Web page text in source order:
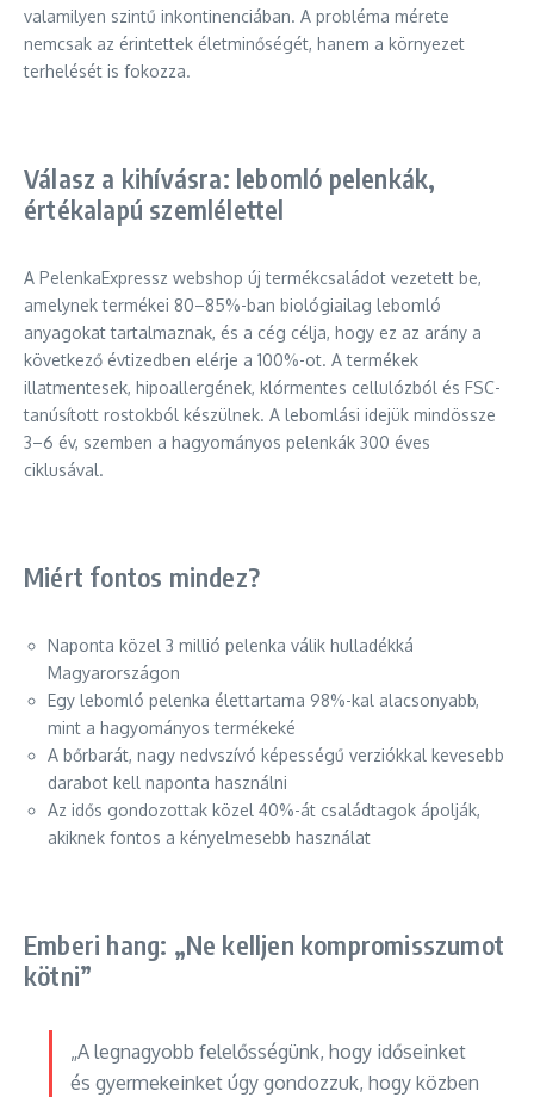
valamilyen szintű inkontinenciában. A probléma mérete
nemcsak az érintettek életminőségét, hanem a környezet
terhelését is fokozza.
Válasz a kihívásra: lebomló pelenkák,
értékalapú szemlélettel
A PelenkaExpressz webshop új termékcsaládot vezetett be,
amelynek termékei 80–85%-ban biológiailag lebomló
anyagokat tartalmaznak, és a cég célja, hogy ez az arány a
következő évtizedben elérje a 100%-ot. A termékek
illatmentesek, hipoallergének, klórmentes cellulózból és FSC-
tanúsított rostokból készülnek. A lebomlási idejük mindössze
3–6 év, szemben a hagyományos pelenkák 300 éves
ciklusával.
Miért fontos mindez?
Naponta közel 3 millió pelenka válik hulladékká
Magyarországon
Egy lebomló pelenka élettartama 98%-kal alacsonyabb,
mint a hagyományos termékeké
A bőrbarát, nagy nedvszívó képességű verziókkal kevesebb
darabot kell naponta használni
Az idős gondozottak közel 40%-át családtagok ápolják,
akiknek fontos a kényelmesebb használat
Emberi hang: „Ne kelljen kompromisszumot
kötni”
„A legnagyobb felelősségünk, hogy időseinket
és gyermekeinket úgy gondozzuk, hogy közben